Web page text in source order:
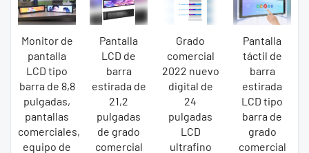
Monitor de
pantalla
LCD tipo
barra de 8,8
pulgadas,
pantallas
comerciales,
equipo de
Pantalla
LCD de
barra
estirada de
21,2
pulgadas
de grado
comercial
Grado
comercial
2022 nuevo
digital de
24
pulgadas
LCD
ultrafino
Pantalla
táctil de
barra
estirada
LCD tipo
barra de
grado
comercial